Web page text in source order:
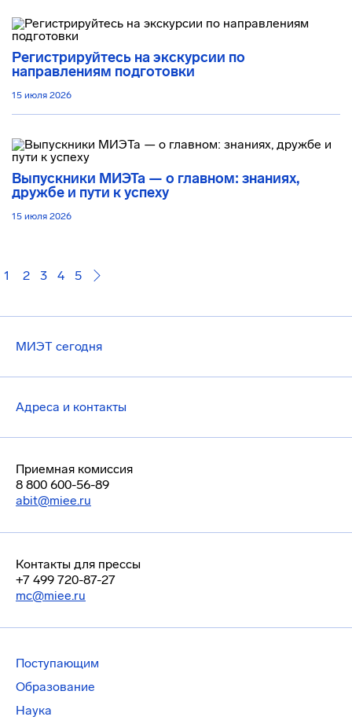
Регистрируйтесь на экскурсии по
направлениям подготовки
15 июля 2026
Выпускники МИЭТа — о главном: знаниях,
дружбе и пути к успеху
15 июля 2026
1 2 3 4 5
МИЭТ сегодня
Адреса и контакты
Приемная комиссия
8 800 600-56-89
abit@miee.ru
Контакты для прессы
+7 499 720-87-27
mc@miee.ru
Поступающим
Образование
Наука